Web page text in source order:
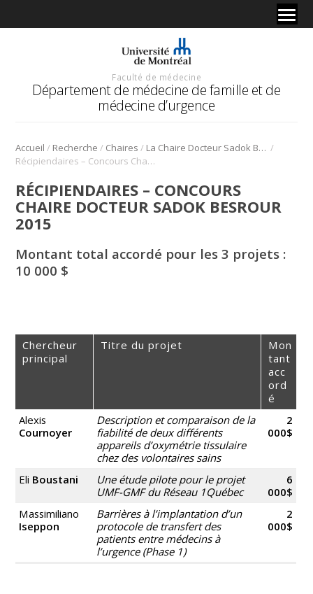
Faculté de médecine
Département de médecine de famille et de
médecine d’urgence
Accueil / Recherche / Chaires / La Chaire Docteur Sadok Besrour /
Récipiendaires – Concours Chaire Docteur Sadok Besrour 2015
RÉCIPIENDAIRES – CONCOURS
CHAIRE DOCTEUR SADOK BESROUR
2015
Montant total accordé pour les 3 projets :
10 000 $
Chercheur
principal
Titre du projet
Mon
tant
acc
ord
é
Alexis
Cournoyer
Description et comparaison de la
fiabilité de deux différents
appareils d’oxymétrie tissulaire
chez des volontaires sains
2
000$
Eli Boustani
Une étude pilote pour le projet
UMF-GMF du Réseau 1Québec
6
000$
Massimiliano
Iseppon
Barrières à l’implantation d’un
protocole de transfert des
patients entre médecins à
l’urgence (Phase 1)
2
000$